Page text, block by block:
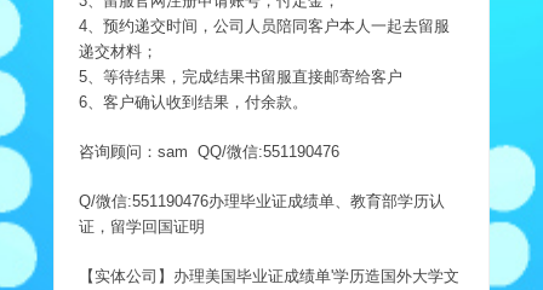
4、预约递交时间，公司人员陪同客户本人一起去留服
递交材料；
5、等待结果，完成结果书留服直接邮寄给客户
6、客户确认收到结果，付余款。
咨询顾问：sam QQ/微信:551190476
Q/微信:551190476办理毕业证成绩单、教育部学历认
证，留学回国证明
【实体公司】办理美国毕业证成绩单'学历造国外大学文